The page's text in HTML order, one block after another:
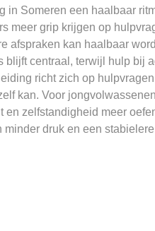
in Someren een haalbaar
meer grip krijgen op
afspraken kan haalbaar
blijft centraal, terwijl hulp bij
richt zich op
kan. Voor
en zelfstandigheid meer
druk en een